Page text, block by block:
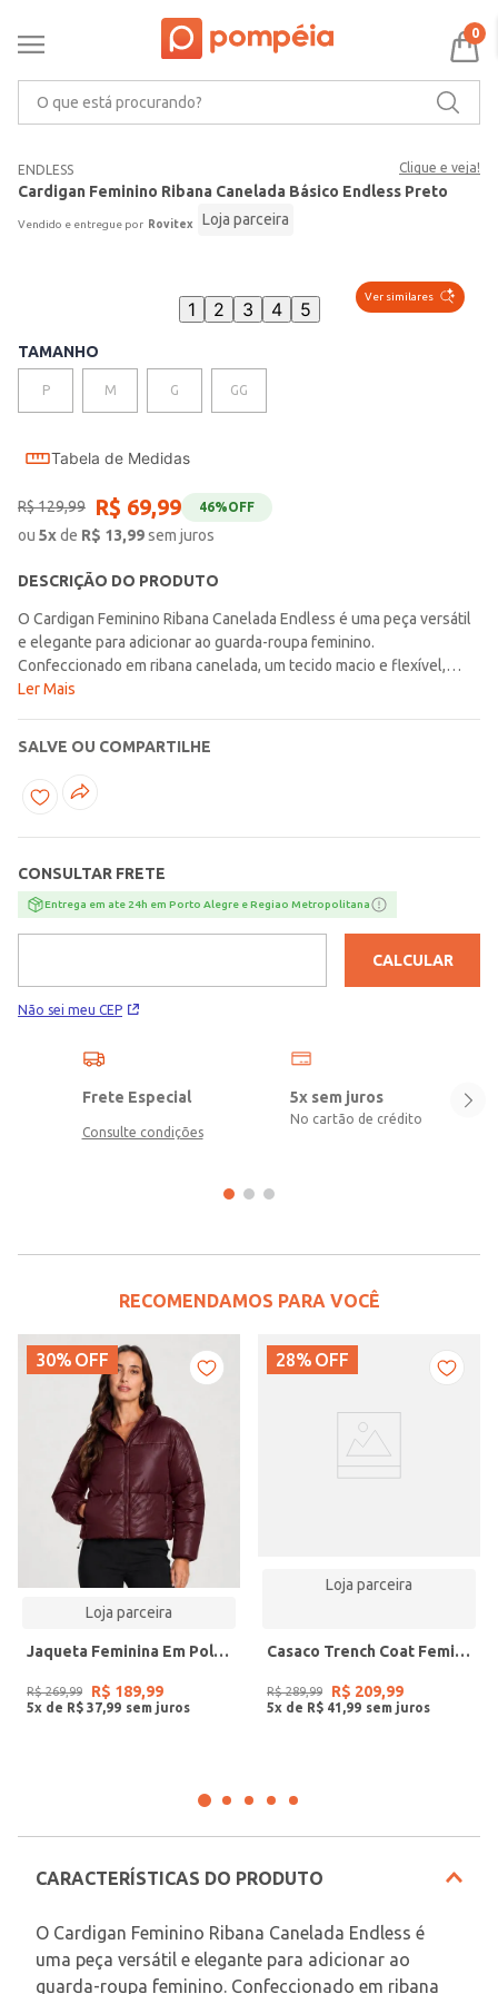
0
ENDLESS Clique e veja!
Cardigan Feminino Ribana Canelada Básico Endless Preto
Rovitex Loja parceira
Ver similares
1 2 3 4 5
TAMANHO
P M G GG
Tabela de Medidas
R$129,99 R$ 69,99 46%OFF
ou 5xde R$ 13,99sem juros
DESCRIÇÃO DO PRODUTO
O Cardigan Feminino Ribana Canelada Endless é uma peça versátil
e elegante para adicionar ao guarda-roupa feminino.
Confeccionado em ribana canelada, um tecido macio e flexível,
esse cardigan proporciona conforto e ajuste perfeito ao corpo.
desejado. A ribana canelada confere um visual texturizado e
sofisticado.
Ler Mais
SALVE OU COMPARTILHE
CONSULTAR FRETE
Entrega em ate 24h em Porto Alegre e Regiao Metropolitana
Não sei meu CEP
CALCULAR
Frete Especial
Consulte condições
5x sem juros
No cartão de crédito
RECOMENDAMOS PARA VOCÊ
30% OFF
Loja parceira
Jaqueta Feminina Em Poliamida All Free Vermelho
R$ 269,99 R$ 189,99
5x de R$ 37,99
28% OFF
Loja parceira
Casaco Trench Coat Feminino Em Moletom Rovitex Preto
R$ 289,99 R$ 209,99
5x de R$ 41 ,99
CARACTERÍSTICAS DO PRODUTO
O Cardigan Feminino Ribana Canelada Endless é
uma peça versátil e elegante para adicionar ao
guarda-roupa feminino. Confeccionado em ribana